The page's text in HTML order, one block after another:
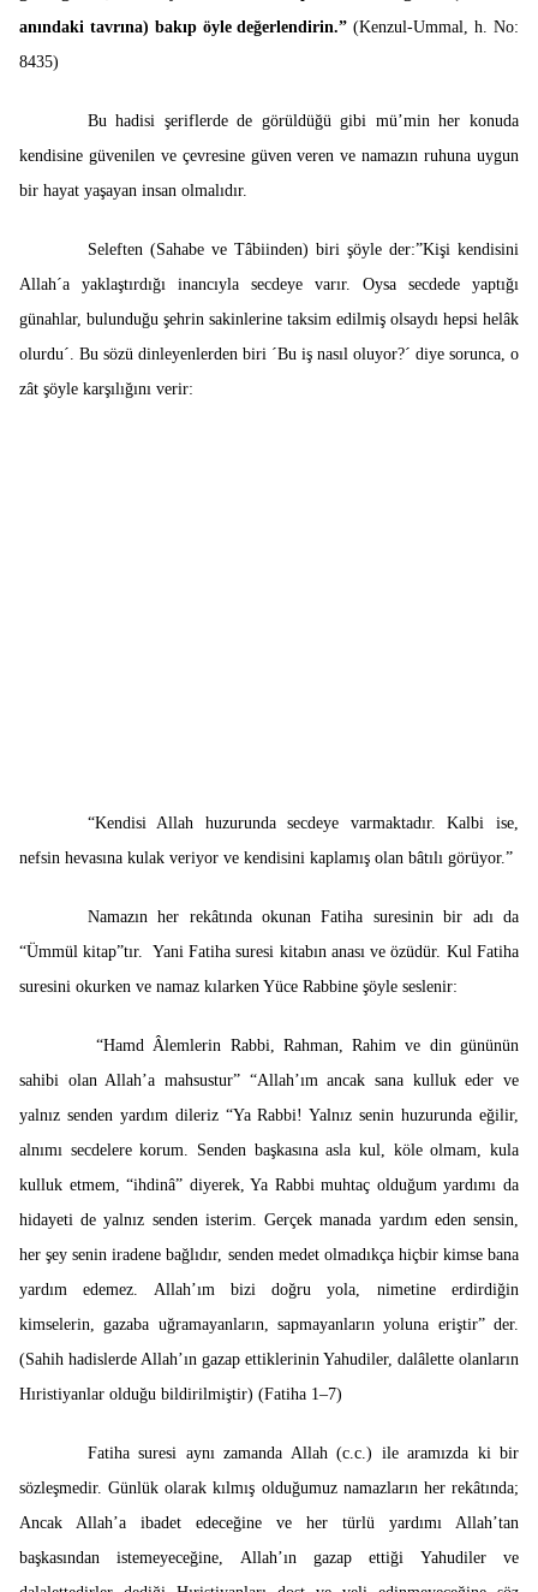
anındaki tavrına) bakıp öyle değerlendirin.” (Kenzul-Ummal, h. No:
8435)
Bu hadisi şeriflerde de görüldüğü gibi mü’min her konuda
kendisine güvenilen ve çevresine güven veren ve namazın ruhuna uygun
bir hayat yaşayan insan olmalıdır.
Seleften (Sahabe ve Tâbiinden) biri şöyle der:”Kişi kendisini
Allah´a yaklaştırdığı inancıyla secdeye varır. Oysa secdede yaptığı
günahlar, bulunduğu şehrin sakinlerine taksim edilmiş olsaydı hepsi helâk
olurdu´. Bu sözü dinleyenlerden biri ´Bu iş nasıl oluyor?´ diye sorunca, o
zât şöyle karşılığını verir:
“Kendisi Allah huzurunda secdeye varmaktadır. Kalbi ise,
nefsin hevasına kulak veriyor ve kendisini kaplamış olan bâtılı görüyor.”
Namazın her rekâtında okunan Fatiha suresinin bir adı da
“Ümmül kitap”tır. Yani Fatiha suresi kitabın anası ve özüdür. Kul Fatiha
suresini okurken ve namaz kılarken Yüce Rabbine şöyle seslenir:
“Hamd Âlemlerin Rabbi, Rahman, Rahim ve din gününün
sahibi olan Allah’a mahsustur” “Allah’ım ancak sana kulluk eder ve
yalnız senden yardım dileriz “Ya Rabbi! Yalnız senin huzurunda eğilir,
alnımı secdelere korum. Senden başkasına asla kul, köle olmam, kula
kulluk etmem, “ihdinâ” diyerek, Ya Rabbi muhtaç olduğum yardımı da
hidayeti de yalnız senden isterim. Gerçek manada yardım eden sensin,
her şey senin iradene bağlıdır, senden medet olmadıkça hiçbir kimse bana
yardım edemez. Allah’ım bizi doğru yola, nimetine erdirdiğin
kimselerin, gazaba uğramayanların, sapmayanların yoluna eriştir” der.
(Sahih hadislerde Allah’ın gazap ettiklerinin Yahudiler, dalâlette olanların
Hıristiyanlar olduğu bildirilmiştir) (Fatiha 1–7)
Fatiha suresi aynı zamanda Allah (c.c.) ile aramızda ki bir
sözleşmedir. Günlük olarak kılmış olduğumuz namazların her rekâtında;
Ancak Allah’a ibadet edeceğine ve her türlü yardımı Allah’tan
başkasından istemeyeceğine, Allah’ın gazap ettiği Yahudiler ve